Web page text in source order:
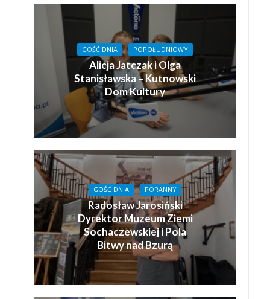
GOŚĆ DNIA POPOŁUDNIOWY
Alicja Jatczak i Olga
Stanisławska – Kutnowski
Dom Kultury
GOŚĆ DNIA PORANNY
Radosław Jarosiński
Dyrektor Muzeum Ziemi
Sochaczewskiej i Pola
Bitwy nad Bzurą